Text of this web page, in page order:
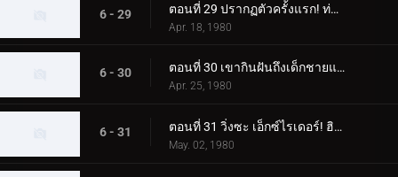
6 - 29 ตอนที่ 29 ปรากฏตัวครั้งแรก! ท่าจบที่เสริมความแข็งแกร่งของ Skyrider
Apr. 18, 1980
6 - 30 ตอนที่ 30 เขากินฝันถึงเด็กชายแปลกหน้าที่มาจากอเมซอน
Apr. 25, 1980
6 - 31 ตอนที่ 31 วิ่งซะ เอ็กซ์ไรเดอร์! ฮิโรชิ สึคุบะ! อย่าตาย!!
May. 02, 1980